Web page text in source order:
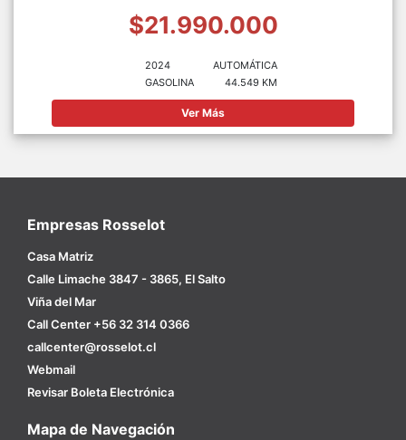
$21.990.000
2024
GASOLINA
AUTOMÁTICA
44.549 KM
Ver Más
Empresas Rosselot
Casa Matriz
Calle Limache 3847 - 3865, El Salto
Viña del Mar
Call Center +56 32 314 0366
callcenter@rosselot.cl
Webmail
Revisar Boleta Electrónica
Mapa de Navegación